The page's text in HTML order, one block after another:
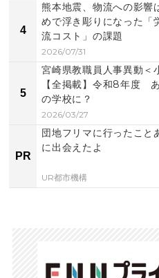
4
熊本地震、物流への影響
めで浮き彫りになった「
流コスト」の課題
2026/07/31
5
宮崎県教職員人事異動＜
【全掲載】令和8年度
の学校に？
2026/03/27
PR
団地フリマに行ったこと
に出会えたよ
UR都市機構